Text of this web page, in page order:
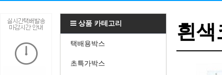
상품 카테고리
택배용박스
초특가박스
흰